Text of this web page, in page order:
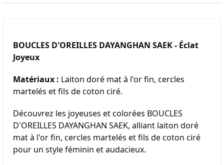
BOUCLES D'OREILLES DAYANGHAN SAEK - Éclat
Joyeux
Matériaux : Laiton doré mat à l'or fin, cercles
martelés et fils de coton ciré.
Découvrez les joyeuses et colorées BOUCLES
D'OREILLES DAYANGHAN SAEK, alliant laiton doré
mat à l'or fin, cercles martelés et fils de coton ciré
pour un style féminin et audacieux.